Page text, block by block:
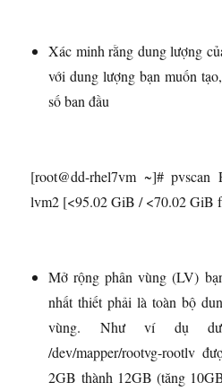
Xác minh rằng dung lượng
với dung lượng bạn muốn
số ban đầu
[root@dd-rhel7vm ~]#
lvm2 [<95.02 GiB / <70.02 GiB
Mở rộng phân vùng (LV)
nhất thiết phải là toàn bộ
vùng. Như ví dụ
/dev/mapper/rootvg-rootlv
2GB thành 12GB (tăng